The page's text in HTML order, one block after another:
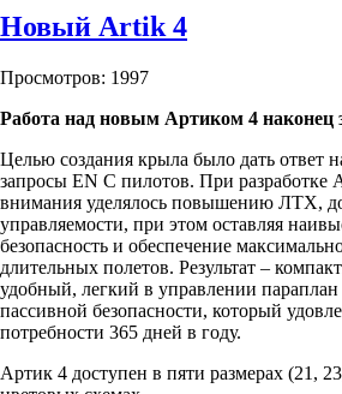
Новый Artik 4
Просмотров: 1997
Работа над новым Артиком 4 наконец
Целью создания крыла было дать ответ
запросы EN C пилотов. При разработке
внимания уделялось повышению ЛТХ,
управляемости, при этом оставляя
безопасность и обеспечение
длительных полетов. Результат –
удобный, легкий в управлении
пассивной безопасности, который
потребности 365 дней в году.
Артик 4 доступен в пяти размерах (21,